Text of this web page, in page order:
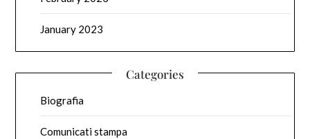
January 2023
Categories
Biografia
Comunicati stampa